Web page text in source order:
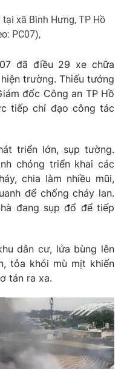
video
Thể thao
lòng Việt
xã Bình Hưng, TP Hồ
PC07),
đã điều 29 xe chữa
trường. Thiếu tướng
đốc Công an TP Hồ
tiếp chỉ đạo công tác
triển lớn, sụp tường.
chóng triển khai các
chia làm nhiều mũi,
để chống cháy lan.
đang sụp đổ để tiếp
dân cư, lửa bùng lên
tỏa khói mù mịt khiến
tán ra xa.